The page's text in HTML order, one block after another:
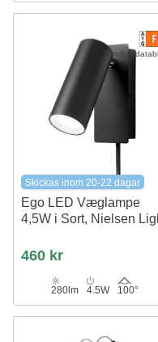
Skickas inom 20-22 dagar
Ego LED Væglampe
4,5W i Sort, Nielsen
460 kr
280lm 4.5W 100°